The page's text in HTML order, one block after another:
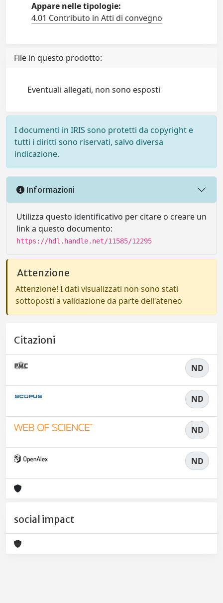
Appare nelle tipologie:
4.01 Contributo in Atti di convegno
File in questo prodotto:
Eventuali allegati, non sono esposti
I documenti in IRIS sono protetti da copyright e
tutti i diritti sono riservati, salvo diversa
indicazione.
Informazioni
Utilizza questo identificativo per citare o creare un
link a questo documento:
https://hdl.handle.net/11585/12295
Attenzione
Attenzione! I dati visualizzati non sono stati
sottoposti a validazione da parte dell'ateneo
Citazioni
ND
ND
ND
ND
social impact